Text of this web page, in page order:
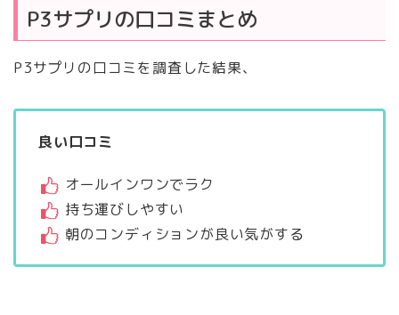
P3サプリの口コミまとめ
P3サプリの口コミを調査した結果、
良い口コミ
オールインワンでラク
持ち運びしやすい
朝のコンディションが良い気がする